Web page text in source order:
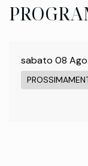
sabato 08 Ago.